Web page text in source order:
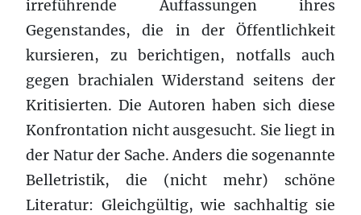
irreführende Auffassungen ihres
Gegenstandes, die in der Öffentlichkeit
kursieren, zu berichtigen, notfalls auch
gegen brachialen Widerstand seitens der
Kritisierten. Die Autoren haben sich diese
Konfrontation nicht ausgesucht. Sie liegt in
der Natur der Sache. Anders die sogenannte
Belletristik, die (nicht mehr) schöne
Literatur: Gleichgültig, wie sachhaltig sie